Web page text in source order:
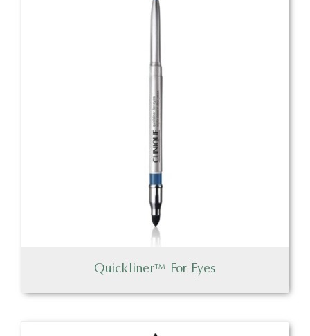
Quickliner™ For Eyes